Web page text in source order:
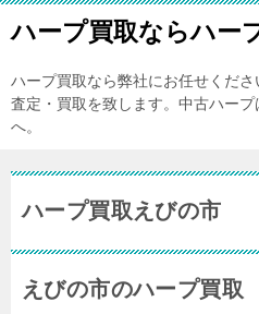
ハープ買取ならハー
ハープ買取なら弊社にお任せくだ
査定・買取を致します。中古ハー
へ。
ハープ買取えびの市
えびの市のハープ買取